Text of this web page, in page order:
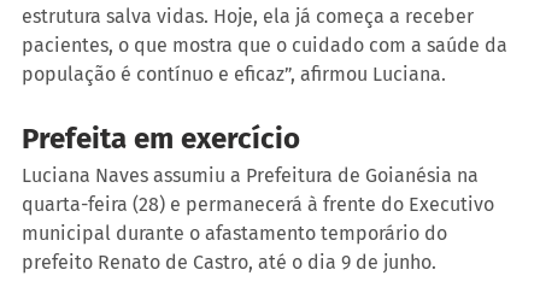
estrutura salva vidas. Hoje, ela já começa a receber
pacientes, o que mostra que o cuidado com a saúde da
população é contínuo e eficaz”, afirmou Luciana.
Prefeita em exercício
Luciana Naves assumiu a Prefeitura de Goianésia na
quarta-feira (28) e permanecerá à frente do Executivo
municipal durante o afastamento temporário do
prefeito Renato de Castro, até o dia 9 de junho.